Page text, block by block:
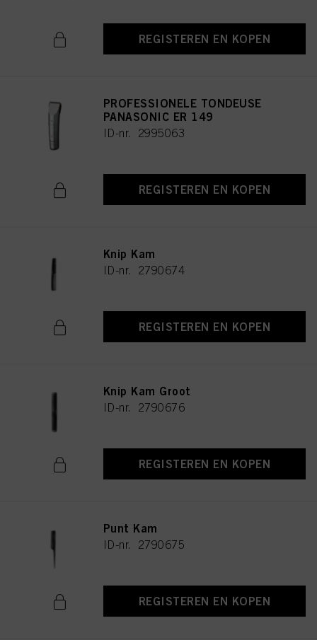
REGISTEREN EN KOPEN
PROFESSIONELE TONDEUSE
PANASONIC ER 149
ID-nr. 2995063
REGISTEREN EN KOPEN
Knip Kam
ID-nr. 2790674
REGISTEREN EN KOPEN
Knip Kam Groot
ID-nr. 2790676
REGISTEREN EN KOPEN
Punt Kam
ID-nr. 2790675
REGISTEREN EN KOPEN